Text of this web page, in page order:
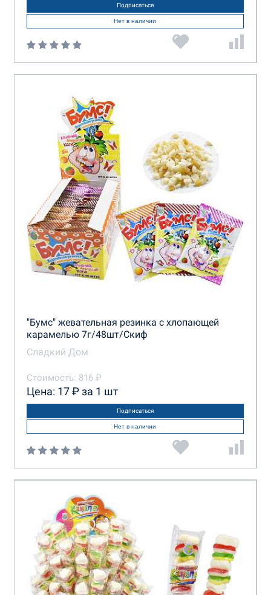
Подписаться
Нет в наличии
"Бумс" жевательная резинка с хлопающей
карамелью 7г/48шт/Скиф
Сладкий Дом
Стоимость: 816 ₽
Цена: 17 ₽ за 1 шт
Подписаться
Нет в наличии